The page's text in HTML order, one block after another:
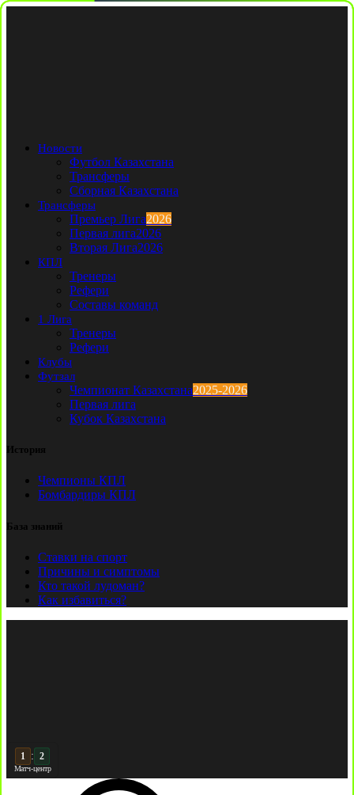
Новости
Футбол Казахстана
Трансферы
Сборная Казахстана
Трансферы
Премьер Лига2026
Первая лига2026
Вторая Лига2026
КПЛ
Тренеры
Рефери
Составы команд
1 Лига
Тренеры
Рефери
Клубы
Футзал
Чемпионат Казахстана2025-2026
Первая лига
Кубок Казахстана
История
Чемпионы КПЛ
Бомбардиры КПЛ
База знаний
Ставки на спорт
Причины и симптомы
Кто такой лудоман?
Как избавиться?
2 : 2
Матч-центр